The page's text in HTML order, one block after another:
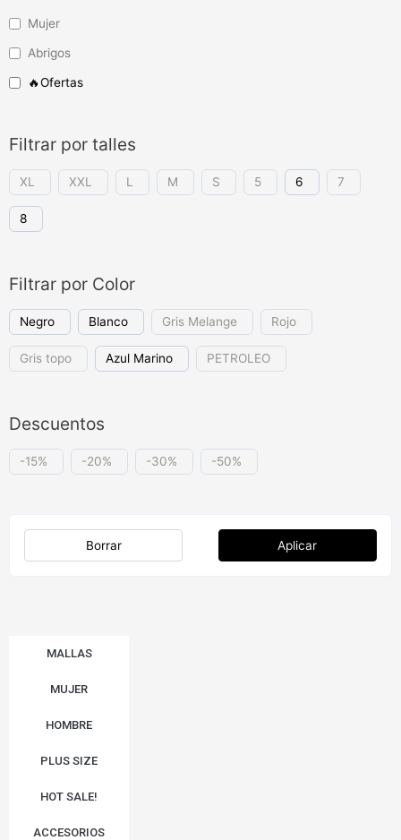
Mujer
Abrigos
🔥Ofertas
Filtrar por talles
XL XXL L M S 5 6 7
8
Filtrar por Color
Negro Blanco Gris Melange Rojo
Gris topo Azul Marino PETROLEO
Descuentos
-15% -20% -30% -50%
Aplicar
Borrar
MALLAS
MUJER
HOMBRE
PLUS SIZE
HOT SALE!
ACCESORIOS